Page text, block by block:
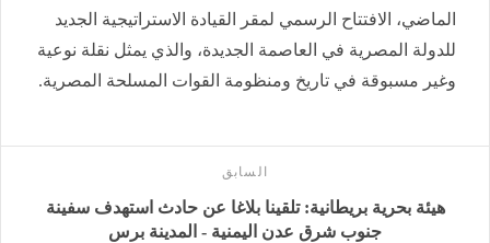
الماضي، الافتتاح الرسمي لمقر القيادة الاستراتيجية الجديد
للدولة المصرية في العاصمة الجديدة، والذي يمثل نقلة نوعية
وغير مسبوقة في تاريخ ومنظومة القوات المسلحة المصرية.
السابق
هيئة بحرية بريطانية: تلقينا بلاغا عن حادث استهدف سفينة
جنوب شرق عدن اليمنية - المدينة برس